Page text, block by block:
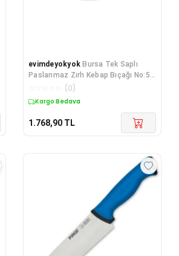
evimdeyokyok Bursa Tek Saplı
Paslanmaz Zırh Kebap Bıçağı No:5 -
55 cm TdrTR
(0)
Kargo Bedava
1.768,90 TL